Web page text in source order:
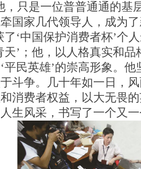
，只是一位普普通通的基
国家几代领导人，成为
了‘中国保护消费者杯’个
天’；他，以人格真实和
平民英雄’的崇高形象。
斗争。几十年如一日，
消费者权益，以大无畏
生风采，书写了一个又